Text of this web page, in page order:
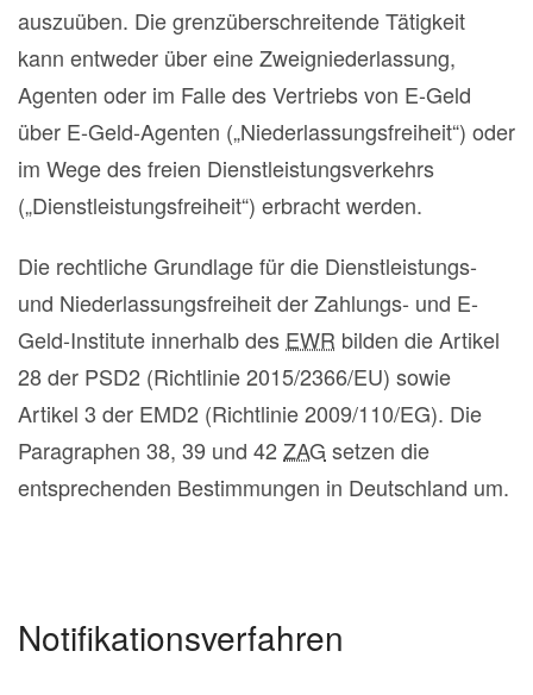
auszuüben. Die grenzüberschreitende Tätigkeit
kann entweder über eine Zweigniederlassung,
Agenten oder im Falle des Vertriebs von E-Geld
über E-Geld-Agenten („Niederlassungsfreiheit“) oder
im Wege des freien Dienstleistungsverkehrs
(„Dienstleistungsfreiheit“) erbracht werden.
Die rechtliche Grundlage für die Dienstleistungs-
und Niederlassungsfreiheit der Zahlungs- und E-
Geld-Institute innerhalb des EWR bilden die Artikel
28 der PSD2 (Richtlinie 2015/2366/EU) sowie
Artikel 3 der EMD2 (Richtlinie 2009/110/EG). Die
Paragraphen 38, 39 und 42 ZAG setzen die
entsprechenden Bestimmungen in Deutschland um.
Notifikationsverfahren